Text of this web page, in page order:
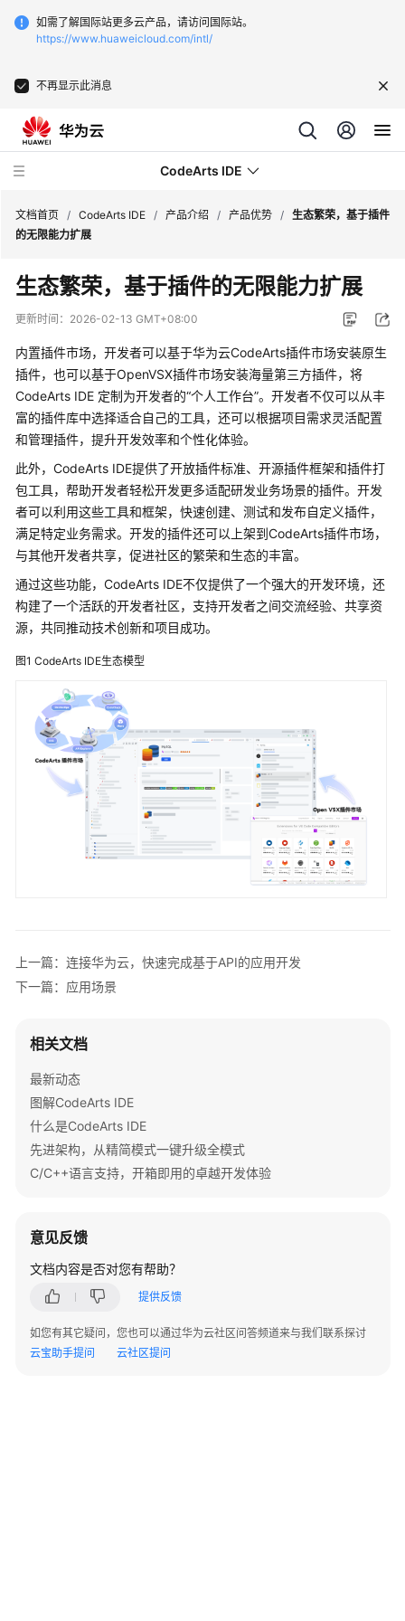
如需了解国际站更多云产品，请访问国际站。
https://www.huaweicloud.com/intl/
不再显示此消息
CodeArts IDE
新
动
产
品
介
绍
图
解
CodeArts
IDE
什
CodeArts
IDE
产
品
优
势
先
构，
式
一
键
级
模
式
言
支
箱
用
越
开
文档首页 / CodeArts IDE / 产品介绍 / 产品优势 / 生态繁荣，基于插件
的无限能力扩展
生态繁荣，基于插件的无限能力扩展
更新时间： 2026-02-13 GMT+08:00
内置插件市场，开发者可以基于华为云CodeArts插件市场安装原生
插件，也可以基于OpenVSX插件市场安装海量第三方插件，将
CodeArts IDE 定制为开发者的“个人工作台”。开发者不仅可以从丰
富的插件库中选择适合自己的工具，还可以根据项目需求灵活配置
和管理插件，提升开发效率和个性化体验。
此外，CodeArts IDE提供了开放插件标准、开源插件框架和插件打
包工具，帮助开发者轻松开发更多适配研发业务场景的插件。开发
者可以利用这些工具和框架，快速创建、测试和发布自定义插件，
满足特定业务需求。开发的插件还可以上架到CodeArts插件市场，
与其他开发者共享，促进社区的繁荣和生态的丰富。
通过这些功能，CodeArts IDE不仅提供了一个强大的开发环境，还
构建了一个活跃的开发者社区，支持开发者之间交流经验、共享资
源，共同推动技术创新和项目成功。
图1 CodeArts IDE生态模型
上一篇：连接华为云，快速完成基于API的应用开发
下一篇：应用场景
相关文档
最新动态
图解CodeArts IDE
什么是CodeArts IDE
先进架构，从精简模式一键升级全模式
C/C++语言支持，开箱即用的卓越开发体验
意见反馈
文档内容是否对您有帮助？
提供反馈
如您有其它疑问，您也可以通过华为云社区问答频道来与我们联系探讨
云宝助手提问
云社区提问